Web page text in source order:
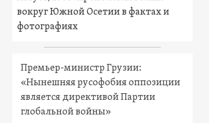
вокруг Южной Осетии в фактах и
фотографиях
Премьер-министр Грузии:
«Нынешняя русофобия оппозиции
является директивой Партии
глобальной войны»